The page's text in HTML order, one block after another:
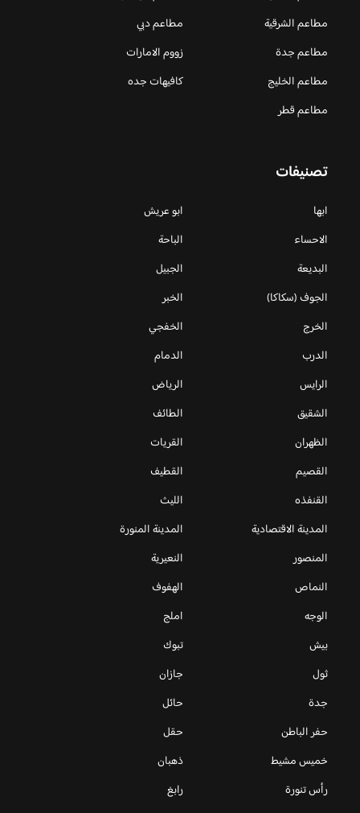
مطاعم الشرقية
مطاعم دبي
مطاعم جدة
زووم الامارات
مطاعم الخليج
كافيهات جده
مطاعم قطر
تصنيفات
ابها
ابو عريش
الاحساء
الباحة
البديعة
الجبيل
الجوف (سكاكا)
الخبر
الخرج
الخفجي
الدرب
الدمام
الرايس
الرياض
الشقيق
الطائف
الظهران
القريات
القصيم
القطيف
القنفذه
الليث
المدينة الاقتصادية
المدينة المنورة
المنصور
النعيرية
النماص
الهفوف
الوجه
املج
بيش
تبوك
ثول
جازان
جدة
حائل
حفر الباطن
حقل
خميس مشيط
ذهبان
رأس تنورة
رابغ